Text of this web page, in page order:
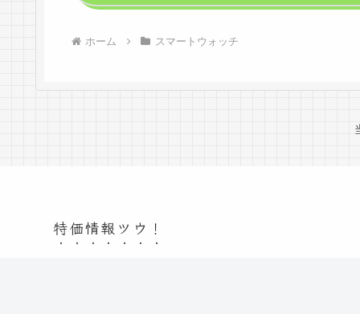
ホーム スマートウォッチ
特価情報ツウ！